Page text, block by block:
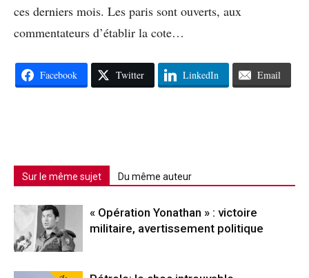
ces derniers mois. Les paris sont ouverts, aux
commentateurs d’établir la cote…
Facebook Twitter LinkedIn Email
Sur le même sujet Du même auteur
« Opération Yonathan » : victoire
militaire, avertissement politique